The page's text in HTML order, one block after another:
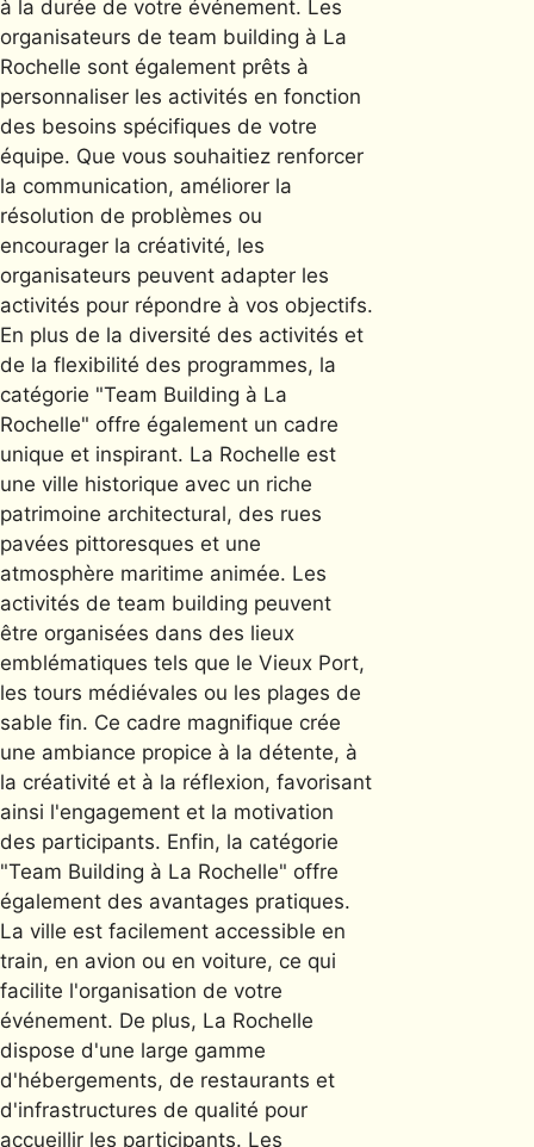
à la durée de votre événement. Les
organisateurs de team building à La
Rochelle sont également prêts à
personnaliser les activités en fonction
des besoins spécifiques de votre
équipe. Que vous souhaitiez renforcer
la communication, améliorer la
résolution de problèmes ou
encourager la créativité, les
organisateurs peuvent adapter les
activités pour répondre à vos objectifs.
En plus de la diversité des activités et
de la flexibilité des programmes, la
catégorie "Team Building à La
Rochelle" offre également un cadre
unique et inspirant. La Rochelle est
une ville historique avec un riche
patrimoine architectural, des rues
pavées pittoresques et une
atmosphère maritime animée. Les
activités de team building peuvent
être organisées dans des lieux
emblématiques tels que le Vieux Port,
les tours médiévales ou les plages de
sable fin. Ce cadre magnifique crée
une ambiance propice à la détente, à
la créativité et à la réflexion, favorisant
ainsi l'engagement et la motivation
des participants. Enfin, la catégorie
"Team Building à La Rochelle" offre
également des avantages pratiques.
La ville est facilement accessible en
train, en avion ou en voiture, ce qui
facilite l'organisation de votre
événement. De plus, La Rochelle
dispose d'une large gamme
d'hébergements, de restaurants et
d'infrastructures de qualité pour
accueillir les participants. Les